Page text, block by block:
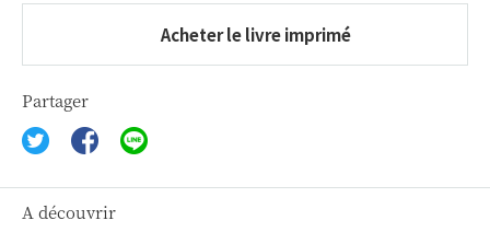
Acheter le livre imprimé
Partager
A découvrir